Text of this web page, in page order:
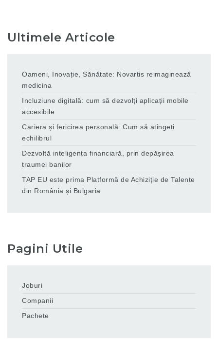
Ultimele Articole
Oameni, Inovație, Sănătate: Novartis reimaginează
medicina
Incluziune digitală: cum să dezvolți aplicații mobile
accesibile
Cariera și fericirea personală: Cum să atingeți
echilibrul
Dezvoltă inteligența financiară, prin depășirea
traumei banilor
TAP EU este prima Platformă de Achiziție de Talente
din România și Bulgaria
Pagini Utile
Joburi
Companii
Pachete